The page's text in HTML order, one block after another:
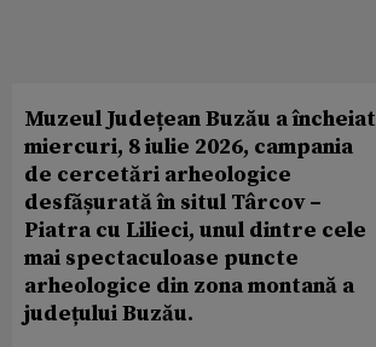
Muzeul Județean Buzău a încheiat
miercuri, 8 iulie 2026, campania
de cercetări arheologice
desfășurată în situl Târcov –
Piatra cu Lilieci, unul dintre cele
mai spectaculoase puncte
arheologice din zona montană a
județului Buzău.